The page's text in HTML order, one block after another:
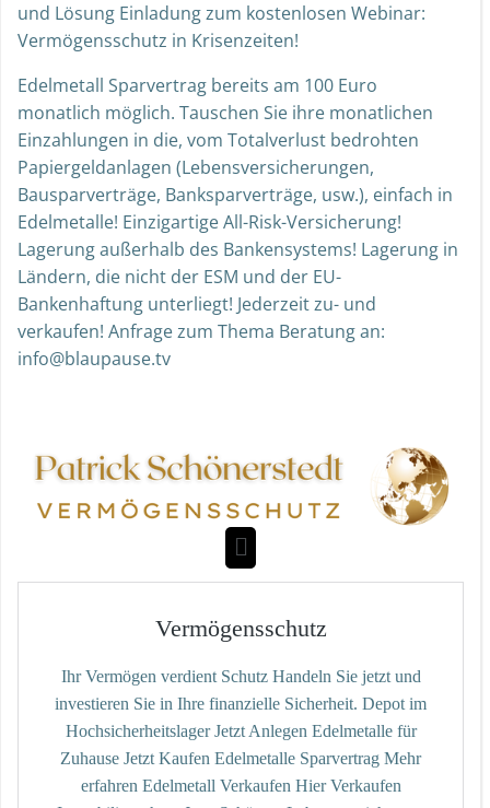
und Lösung Einladung zum kostenlosen Webinar:
Vermögensschutz in Krisenzeiten!
Edelmetall Sparvertrag bereits am 100 Euro
monatlich möglich. Tauschen Sie ihre monatlichen
Einzahlungen in die, vom Totalverlust bedrohten
Papiergeldanlagen (Lebensversicherungen,
Bausparverträge, Banksparverträge, usw.), einfach in
Edelmetalle! Einzigartige All-Risk-Versicherung!
Lagerung außerhalb des Bankensystems! Lagerung in
Ländern, die nicht der ESM und der EU-
Bankenhaftung unterliegt! Jederzeit zu- und
verkaufen! Anfrage zum Thema Beratung an:
info@blaupause.tv